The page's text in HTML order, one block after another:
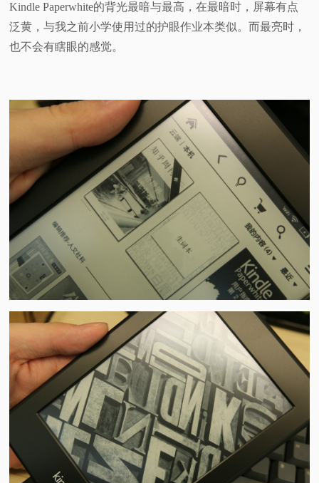
Kindle Paperwhite的背光最暗与最高，在最暗时，屏幕有点
泛黄，与我之前小学使用过的护眼作业本类似。而最亮时，
也不会有瞎眼的感觉。